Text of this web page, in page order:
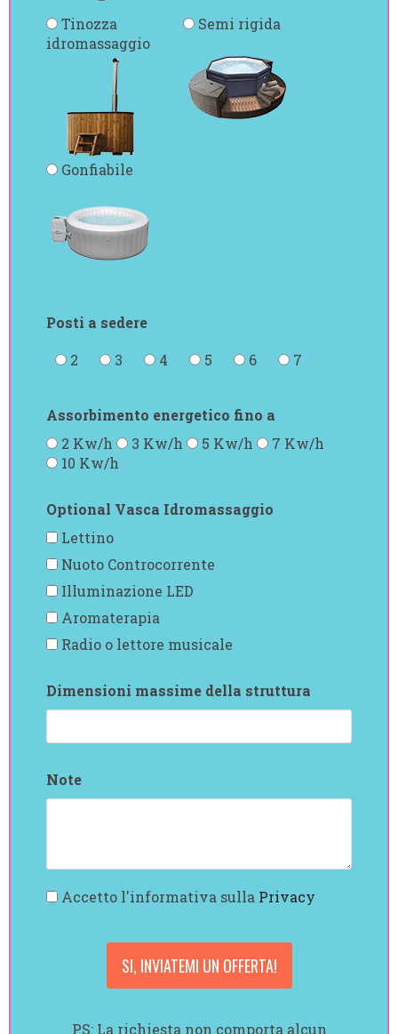
Tinozza
idromassaggio
Semi rigida
Gonfiabile
Posti a sedere
2
3 4 5 6 7
Assorbimento energetico fino a
2 Kw/h
3 Kw/h 5 Kw/h
7 Kw/h
10 Kw/h
Optional Vasca Idromassaggio
Lettino
Nuoto Controcorrente
Illuminazione LED
Aromaterapia
Radio o lettore musicale
Dimensioni massime della struttura
Note
Accetto l'informativa sulla Privacy
PS: La richiesta non comporta alcun